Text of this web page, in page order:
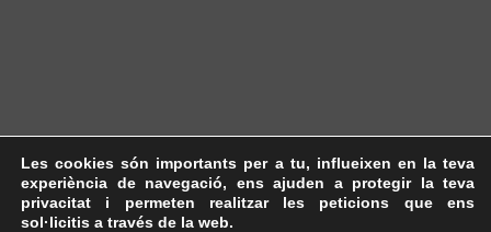
Les cookies són importants per a tu, influeixen en la teva
experiència de navegació, ens ajuden a protegir la teva
privacitat i permeten realitzar les peticions que ens
sol·licitis a través de la web.